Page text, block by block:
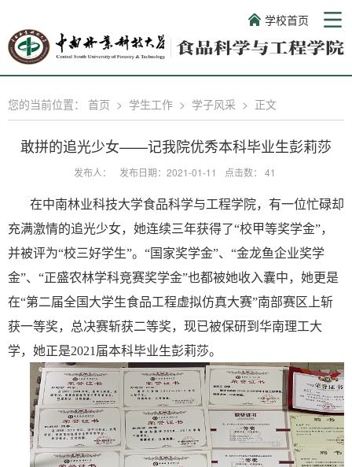
学校首页
您的当前位置： 首页 > 学生工作 > 学子风采 > 正文
敢拼的追光少女——记我院优秀本科毕业生彭莉莎
发布人： 发布日期：2021-01-11 点击数： 41
在中南林业科技大学食品科学与工程学院， 有一位忙碌却
充满激情的追光少女，她连续三年获得了“校甲等奖学金”，
并被评为“校三好学生”。“国家奖学金”、“金龙鱼企业奖学
金”、“正盛农林学科竞赛奖学金”也都被她收入囊中，她更是
在“第二届全国大学生食品工程虚拟仿真大赛”南部赛区上斩
获一等奖，总决赛斩获二等奖，现已被保研到华南理工大
学，她正是2021届本科毕业生彭莉莎。